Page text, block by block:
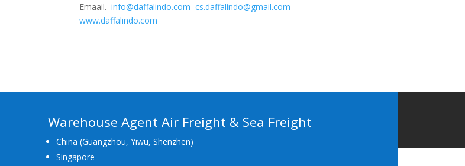
Emaail.info@daffalindo.comcs.daffalindo@gmail.com
www.daffalindo.com
Warehouse Agent Air Freight & Sea Freight
China (Guangzhou, Yiwu, Shenzhen)
Singapore